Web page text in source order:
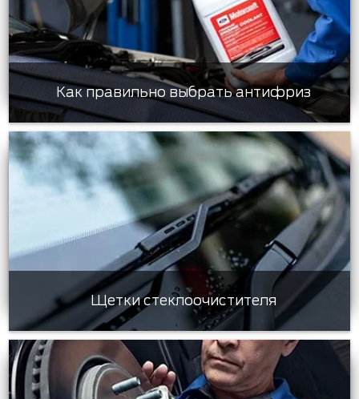
Как правильно выбрать антифриз
Щетки стеклоочистителя